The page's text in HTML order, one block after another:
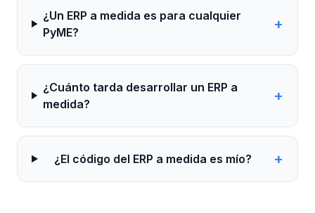
¿Un ERP a medida es para cualquier
PyME?
+
¿Cuánto tarda desarrollar un ERP a
medida?
+
¿El código del ERP a medida es mío? +